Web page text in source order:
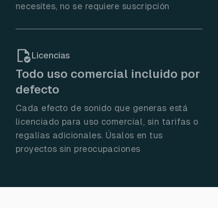
necesites, no se requiere suscripción
Licencias
Todo uso comercial incluido por
defecto
Cada efecto de sonido que generas está
licenciado para uso comercial, sin tarifas o
regalías adicionales. Úsalos en tus
proyectos sin preocupaciones